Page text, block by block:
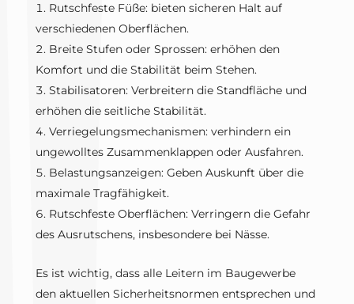
Rutschfeste Füße: bieten sicheren Halt auf
verschiedenen Oberflächen.
Breite Stufen oder Sprossen: erhöhen den
Komfort und die Stabilität beim Stehen.
Stabilisatoren: Verbreitern die Standfläche und
erhöhen die seitliche Stabilität.
Verriegelungsmechanismen: verhindern ein
ungewolltes Zusammenklappen oder Ausfahren.
Belastungsanzeigen: Geben Auskunft über die
maximale Tragfähigkeit.
Rutschfeste Oberflächen: Verringern die Gefahr
des Ausrutschens, insbesondere bei Nässe.
Es ist wichtig, dass alle Leitern im Baugewerbe
den aktuellen Sicherheitsnormen entsprechen und